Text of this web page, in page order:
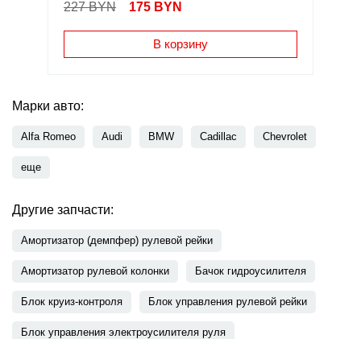
227 BYN 175 BYN
В корзину
Марки авто:
Alfa Romeo Audi BMW Cadillac Chevrolet
еще
Другие запчасти:
Амортизатор (демпфер) рулевой рейки
Амортизатор рулевой колонки Бачок гидроусилителя
Блок круиз-контроля Блок управления рулевой рейки
Блок управления электроусилителя руля